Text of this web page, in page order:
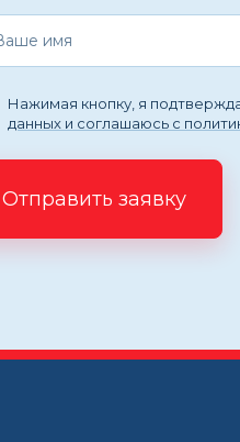
Нажимая кнопку, я
данных и соглашаюсь с
Отправить заявку